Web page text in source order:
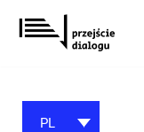
Przejdź
do
PL